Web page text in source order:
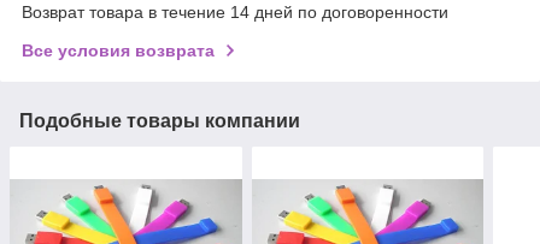
Возврат товара в течение 14 дней по договоренности
Все условия возврата
Подобные товары компании